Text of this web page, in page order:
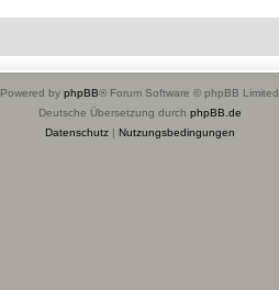
Powered by phpBB® Forum Software © phpBB Limited
Deutsche Übersetzung durch phpBB.de
Datenschutz| Nutzungsbedingungen